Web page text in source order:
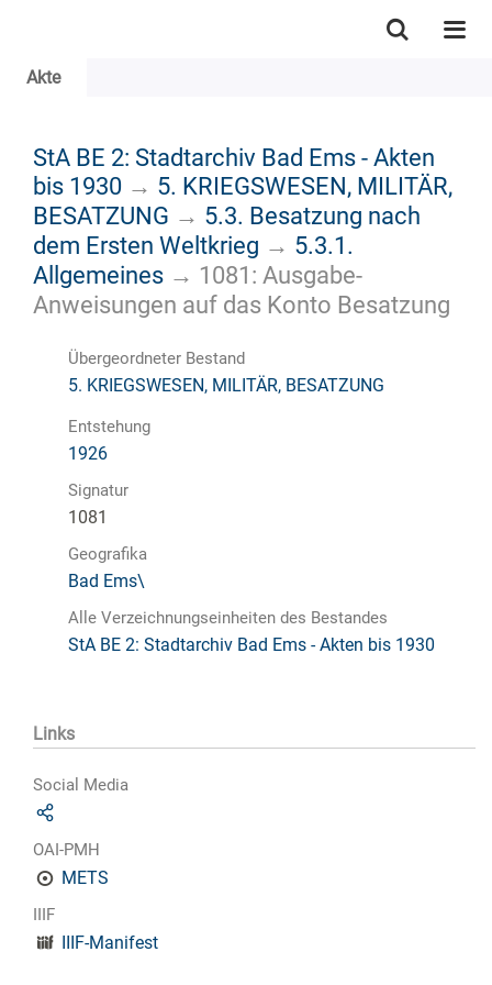
Akte
StA BE 2: Stadtarchiv Bad Ems - Akten
bis 1930 → 5. KRIEGSWESEN, MILITÄR,
BESATZUNG → 5.3. Besatzung nach
dem Ersten Weltkrieg → 5.3.1.
Allgemeines → 1081: Ausgabe-
Anweisungen auf das Konto Besatzung
Übergeordneter Bestand
5. KRIEGSWESEN, MILITÄR, BESATZUNG
Entstehung
1926
Signatur
1081
Geografika
Bad Ems\
Alle Verzeichnungseinheiten des Bestandes
StA BE 2: Stadtarchiv Bad Ems - Akten bis 1930
Links
Social Media
OAI-PMH
METS
IIIF
IIIF-Manifest